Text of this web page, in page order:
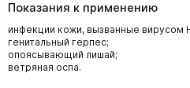
Показания к применению
инфекции кожи, вызванные вирусом
генитальный герпес;
опоясывающий лишай;
ветряная оспа.